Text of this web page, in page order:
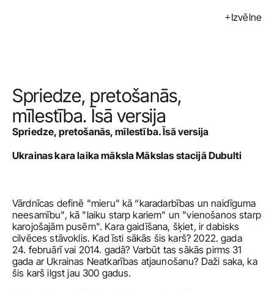
Izvēlne
Mākslinieki
Kalendārs
Pirkt
Par mums
Kontakti
ENG
Spriedze, pretošanās,
mīlestība. Īsā versija
Spriedze, pretošanās, mīlestība. Īsā versija
Ukrainas kara laika māksla Mākslas stacijā Dubulti
Vārdnīcas definē "mieru" kā “karadarbības un naidīguma
neesamību", kā "laiku starp kariem" un "vienošanos starp
karojošajām pusēm". Kara gaidīšana, šķiet, ir dabisks
cilvēces stāvoklis. Kad īsti sākās šis karš? 2022. gada
24. februārī vai 2014. gadā? Varbūt tas sākās pirms 31
gada ar Ukrainas Neatkarības atjaunošanu? Daži saka, ka
šis karš ilgst jau 300 gadus.